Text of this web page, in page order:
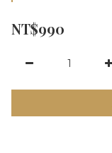
NT$990